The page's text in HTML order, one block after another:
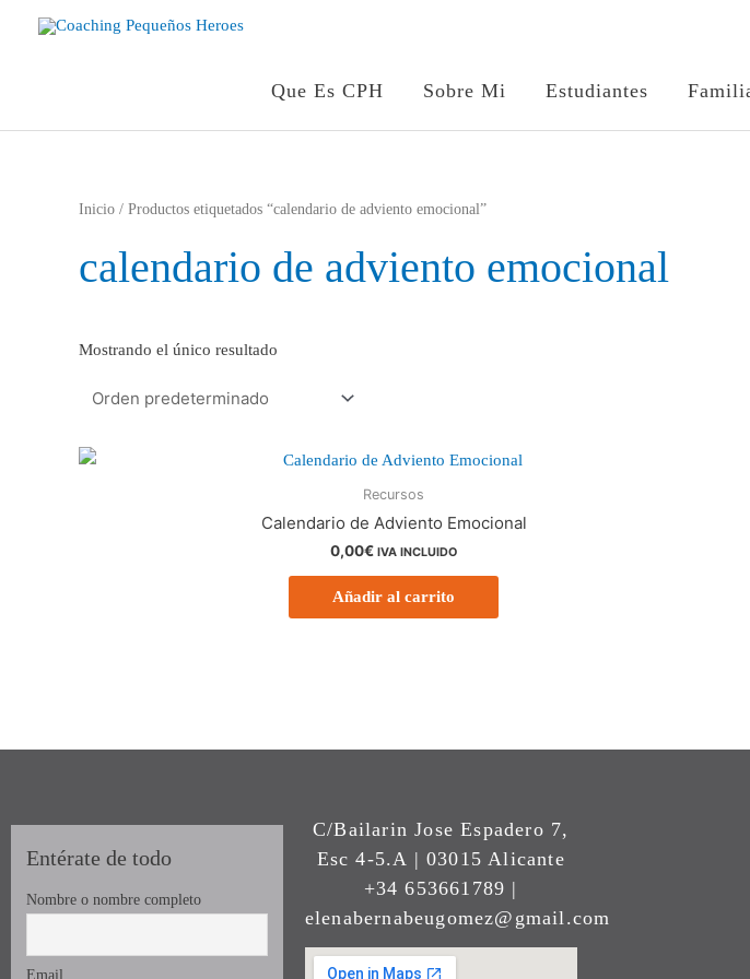
Que Es CPH Sobre Mi Estudiantes
Inicio / Productos etiquetados “calendario de adviento emocional”
calendario de adviento emocional
Mostrando el único resultado
Recursos
Calendario de Adviento Emocional
0,00€ IVA INCLUIDO
Añadir al carrito
Entérate de todo
Nombre o nombre completo
Email
C/Bailarin Jose Espadero 7,
Esc 4-5.A | 03015 Alicante
+34 653661789 |
elenabernabeugomez@gmail.com